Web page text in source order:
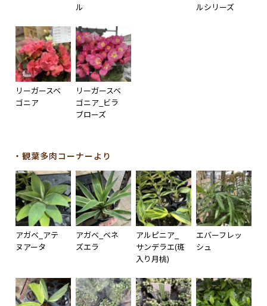
ル
ルシリーズ
リーガースベ
ゴニア
リーガースベ
ゴニア_ビラ
ブローズ
・観葉多肉コーナーより
アガベ_アテ
ヌアータ
アガベ_ベネ
ズエラ
アルピニア_
サンデラエ(斑
入り月桃)
エバーフレッ
シュ